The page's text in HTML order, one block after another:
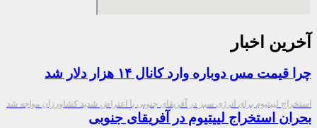
آخرین اخبار
چرا قیمت مس دوباره وارد کانال ۱۴ هزار دلار شد
استخراج لییتیوم برای انرژی سبز در آفریقای جنوبی با اعتراض شدید کشاورزان مواجه شد
بحران استخراج لییتیوم در آفریقای جنوبی